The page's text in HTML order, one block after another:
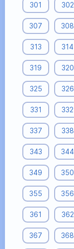
301 302
307 308
313 314
319 320
325 326
331 332
337 338
343 344
349 350
355 356
361 362
367 368